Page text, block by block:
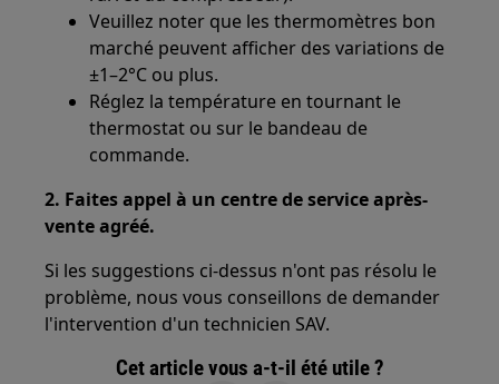
Veuillez noter que les thermomètres bon
marché peuvent afficher des variations de
±1–2°C ou plus.
Réglez la température en tournant le
thermostat ou sur le bandeau de
commande.
2. Faites appel à un centre de service après-
vente agréé.
Si les suggestions ci-dessus n'ont pas résolu le
problème, nous vous conseillons de demander
l'intervention d'un technicien SAV.
Cet article vous a-t-il été utile ?